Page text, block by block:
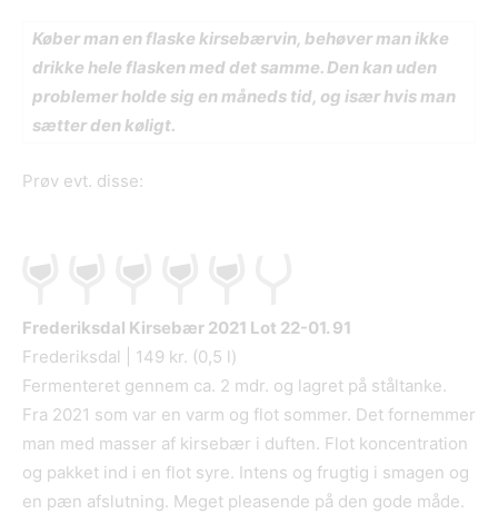
Køber man en flaske kirsebærvin, behøver man ikke
drikke hele flasken med det samme. Den kan uden
problemer holde sig en måneds tid, og især hvis man
sætter den køligt.
Prøv evt. disse:
Frederiksdal Kirsebær 2021 Lot 22-01. 91
Frederiksdal | 149 kr. (0,5 l)
Fermenteret gennem ca. 2 mdr. og lagret på ståltanke.
Fra 2021 som var en varm og flot sommer. Det fornemmer
man med masser af kirsebær i duften. Flot koncentration
og pakket ind i en flot syre. Intens og frugtig i smagen og
en pæn afslutning. Meget pleasende på den gode måde.